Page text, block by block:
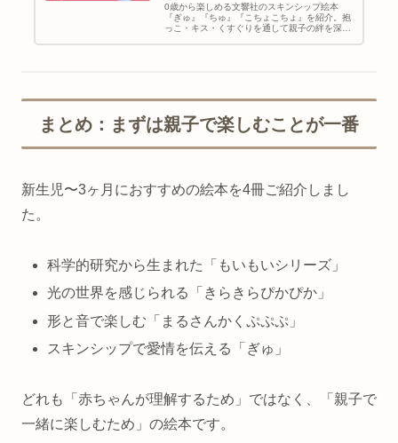
0歳から楽しめる文響社のスキンシップ絵本
『ぎゅ』『ちゅ』『こちょこちょ』を紹介。抱
っこ・キス・くすぐりを通して親子の絆を深め
まとめ：まずは親子で楽しむことが一番
新生児〜3ヶ月におすすめの絵本を4冊ご紹介しまし
た。
科学的研究から生まれた「もいもいシリーズ」
光の世界を感じられる「きらきらぴかぴか」
形と音で楽しむ「まるさんかくぷぷぷ」
スキンシップで愛情を伝える「ぎゅ」
どれも「赤ちゃんが理解するため」ではなく、「親子で
一緒に楽しむため」の絵本です。